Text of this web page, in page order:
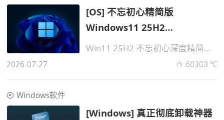
[OS] 不忘初心精简版
Windows11 25H2
v26200.8875 无更新
Win11 25H2 不忘初心深度精简版系统
2026-07-27 60303 ℃
Windows软件
[Windows] 真正彻底卸载神器